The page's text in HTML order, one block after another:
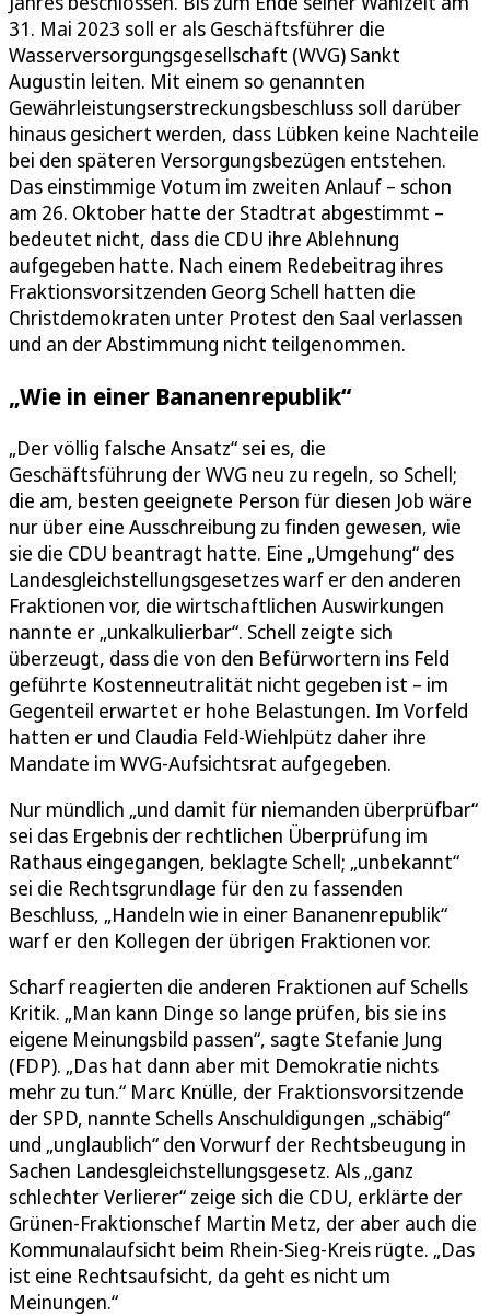
31. Mai 2023 soll er als Geschäftsführer die
Wasserversorgungsgesellschaft (WVG) Sankt
Augustin leiten. Mit einem so genannten
Gewährleistungserstreckungsbeschluss soll darüber
hinaus gesichert werden, dass Lübken keine Nachteile
bei den späteren Versorgungsbezügen entstehen.
Das einstimmige Votum im zweiten Anlauf – schon
am 26. Oktober hatte der Stadtrat abgestimmt –
bedeutet nicht, dass die CDU ihre Ablehnung
aufgegeben hatte. Nach einem Redebeitrag ihres
Fraktionsvorsitzenden Georg Schell hatten die
Christdemokraten unter Protest den Saal verlassen
und an der Abstimmung nicht teilgenommen.
„Wie in einer Bananenrepublik“
„Der völlig falsche Ansatz“ sei es, die
Geschäftsführung der WVG neu zu regeln, so Schell;
die am, besten geeignete Person für diesen Job wäre
nur über eine Ausschreibung zu finden gewesen, wie
sie die CDU beantragt hatte. Eine „Umgehung“ des
Landesgleichstellungsgesetzes warf er den anderen
Fraktionen vor, die wirtschaftlichen Auswirkungen
nannte er „unkalkulierbar“. Schell zeigte sich
überzeugt, dass die von den Befürwortern ins Feld
geführte Kostenneutralität nicht gegeben ist – im
Gegenteil erwartet er hohe Belastungen. Im Vorfeld
hatten er und Claudia Feld-Wiehlpütz daher ihre
Mandate im WVG-Aufsichtsrat aufgegeben.
Nur mündlich „und damit für niemanden überprüfbar“
sei das Ergebnis der rechtlichen Überprüfung im
Rathaus eingegangen, beklagte Schell; „unbekannt“
sei die Rechtsgrundlage für den zu fassenden
Beschluss, „Handeln wie in einer Bananenrepublik“
warf er den Kollegen der übrigen Fraktionen vor.
Scharf reagierten die anderen Fraktionen auf Schells
Kritik. „Man kann Dinge so lange prüfen, bis sie ins
eigene Meinungsbild passen“, sagte Stefanie Jung
(FDP). „Das hat dann aber mit Demokratie nichts
mehr zu tun.“ Marc Knülle, der Fraktionsvorsitzende
der SPD, nannte Schells Anschuldigungen „schäbig“
und „unglaublich“ den Vorwurf der Rechtsbeugung in
Sachen Landesgleichstellungsgesetz. Als „ganz
schlechter Verlierer“ zeige sich die CDU, erklärte der
Grünen-Fraktionschef Martin Metz, der aber auch die
Kommunalaufsicht beim Rhein-Sieg-Kreis rügte. „Das
ist eine Rechtsaufsicht, da geht es nicht um
Meinungen.“